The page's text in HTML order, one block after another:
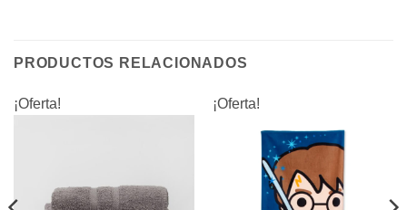
PRODUCTOS RELACIONADOS
¡Oferta! ¡Oferta!